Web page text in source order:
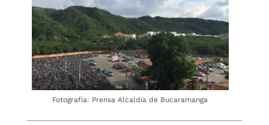
Fotografía: Prensa Alcaldía de Bucaramanga